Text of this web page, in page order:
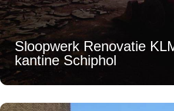
Sloopwerk Renovatie
kantine Schiphol